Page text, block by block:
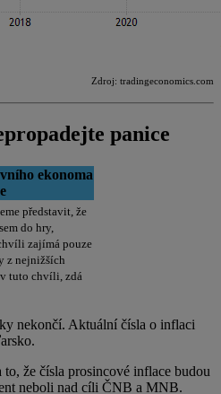
Zdroj: tradingeconomics.com
panice
ekonoma
představit, že
do hry,
zajímá pouze
z nejnižších
tuto chvíli, zdá
nekončí. Aktuální čísla o inflaci
že čísla prosincové inflace budou
neboli nad cíli ČNB a MNB.